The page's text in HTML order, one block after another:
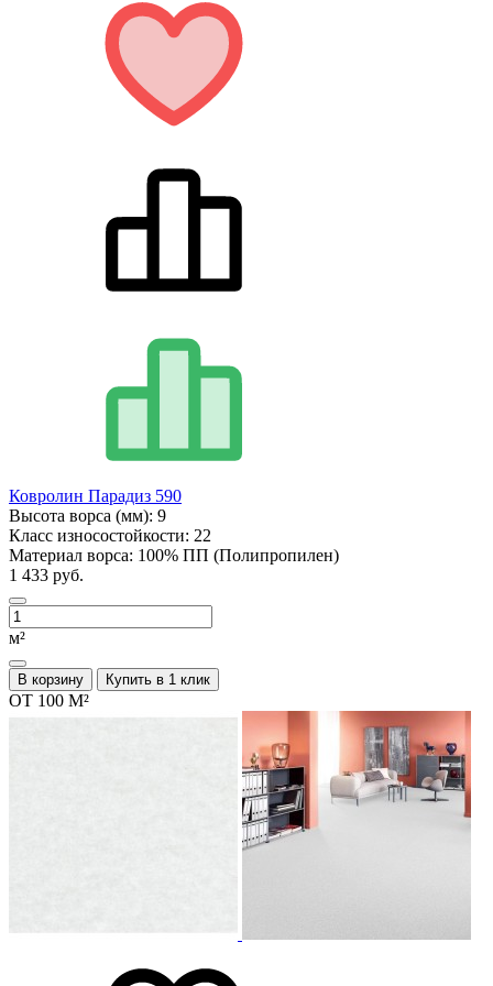
Ковролин Парадиз 590
Высота ворса (мм): 9
Класс износостойкости: 22
Материал ворса: 100% ПП (Полипропилен)
1 433 руб.
м²
В корзину Купить в 1 клик
ОТ 100 М²